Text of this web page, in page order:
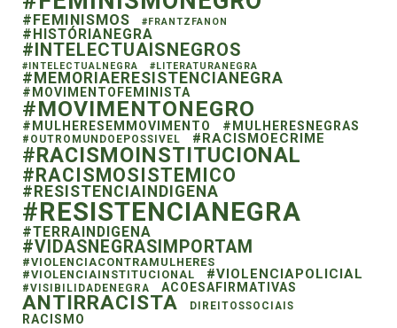
#FEMINISMOS #FRANTZFANON
#HISTÓRIANEGRA
#INTELECTUAISNEGROS
#INTELECTUALNEGRA #LITERATURANEGRA
#MEMORIAERESISTENCIANEGRA
#MOVIMENTOFEMINISTA
#MOVIMENTONEGRO
#MULHERESEMMOVIMENTO #MULHERESNEGRAS
#OUTROMUNDOEPOSSIVEL #RACISMOECRIME
#RACISMOINSTITUCIONAL
#RACISMOSISTEMICO
#RESISTENCIAINDIGENA
#RESISTENCIANEGRA
#TERRAINDIGENA
#VIDASNEGRASIMPORTAM
#VIOLENCIACONTRAMULHERES
#VIOLENCIAINSTITUCIONAL
#VIOLENCIAPOLICIAL
#VISIBILIDADENEGRA ACOESAFIRMATIVAS
ANTIRRACISTA DIREITOSSOCIAIS
RACISMO